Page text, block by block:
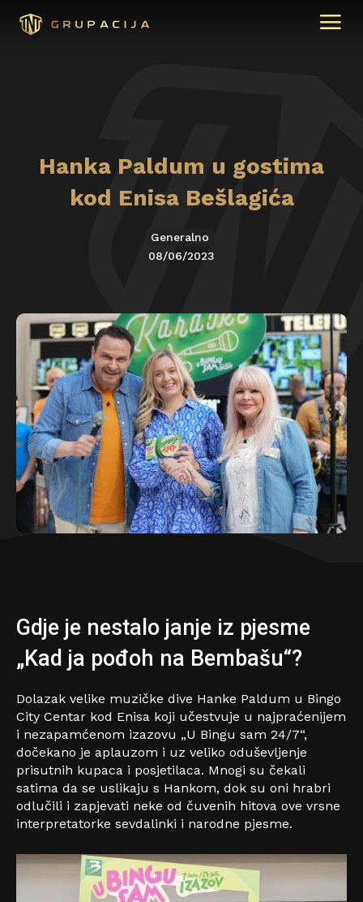
Hanka Paldum u gostima
kod Enisa Bešlagića
Generalno
08/06/2023
Gdje je nestalo janje iz pjesme
„Kad ja pođoh na Bembašu“?
Dolazak velike muzičke dive Hanke Paldum u Bingo
City Centar kod Enisa koji učestvuje u najpraćenijem
i nezapamćenom izazovu „U Bingu sam 24/7“,
dočekano je aplauzom i uz veliko oduševljenje
prisutnih kupaca i posjetilaca. Mnogi su čekali
satima da se uslikaju s Hankom, dok su oni hrabri
odlučili i zapjevati neke od čuvenih hitova ove vrsne
interpretatorke sevdalinki i narodne pjesme.